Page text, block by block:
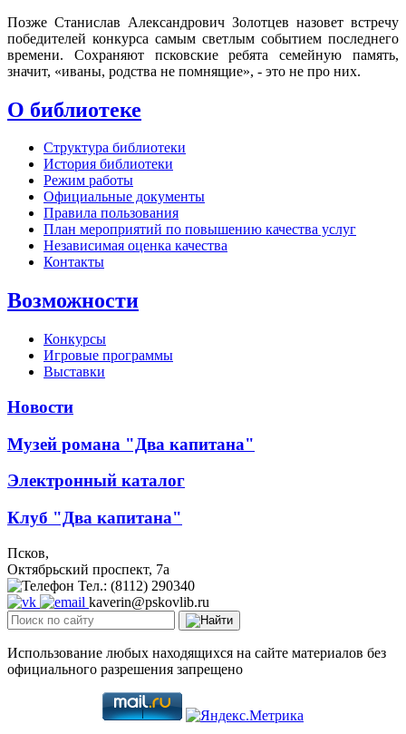
Позже Станислав Александрович Золотцев назовет встречу
победителей конкурса самым светлым событием последнего
времени. Сохраняют псковские ребята семейную память,
значит, «иваны, родства не помнящие», - это не про них.
О библиотеке
Структура библиотеки
История библиотеки
Режим работы
Официальные документы
Правила пользования
План мероприятий по повышению качества услуг
Независимая оценка качества
Контакты
Возможности
Конкурсы
Игровые программы
Выставки
Новости
Музей романа "Два капитана"
Электронный каталог
Клуб "Два капитана"
Псков,
Октябрьский проспект, 7a
Тел.: (8112) 290340
kaverin@pskovlib.ru
Использование любых находящихся на сайте материалов без
официального разрешения запрещено